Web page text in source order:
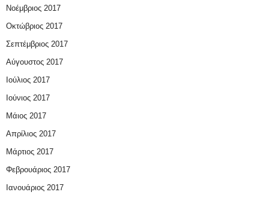
Νοέμβριος 2017
Οκτώβριος 2017
Σεπτέμβριος 2017
Αύγουστος 2017
Ιούλιος 2017
Ιούνιος 2017
Μάιος 2017
Απρίλιος 2017
Μάρτιος 2017
Φεβρουάριος 2017
Ιανουάριος 2017